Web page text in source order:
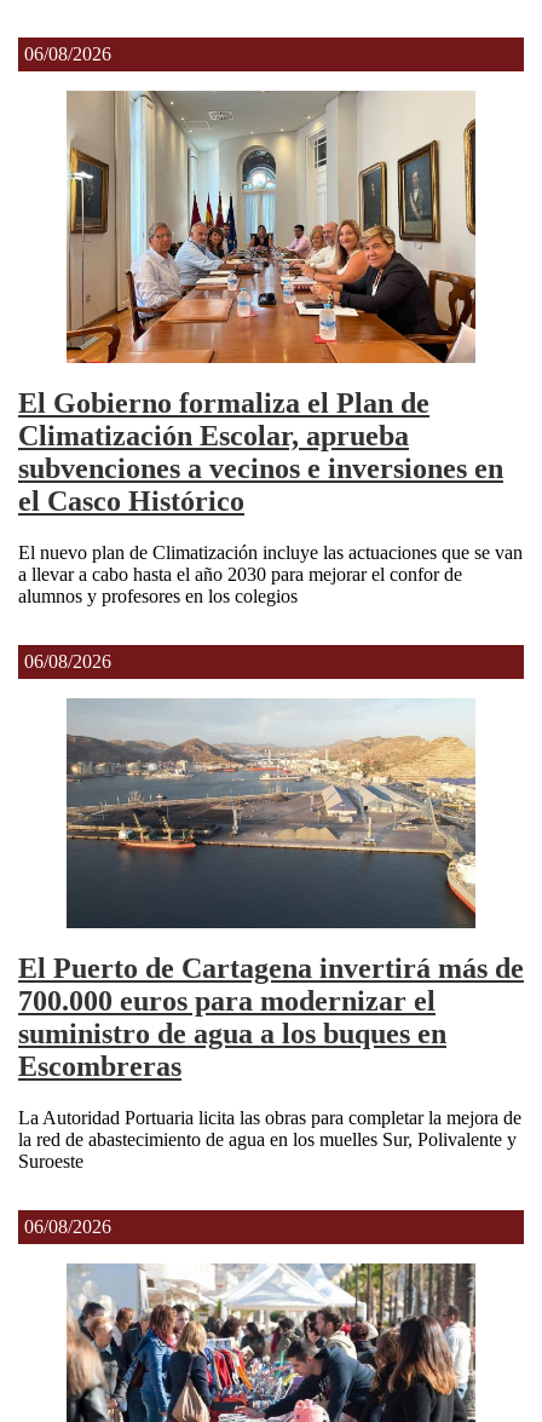
06/08/2026
El Gobierno formaliza el Plan de
Climatización Escolar, aprueba
subvenciones a vecinos e inversiones en
el Casco Histórico
El nuevo plan de Climatización incluye las actuaciones que se van
a llevar a cabo hasta el año 2030 para mejorar el confor de
alumnos y profesores en los colegios
06/08/2026
El Puerto de Cartagena invertirá más de
700.000 euros para modernizar el
suministro de agua a los buques en
Escombreras
La Autoridad Portuaria licita las obras para completar la mejora de
la red de abastecimiento de agua en los muelles Sur, Polivalente y
Suroeste
06/08/2026